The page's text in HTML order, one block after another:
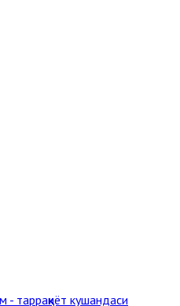
тарраққиёт кушандаси